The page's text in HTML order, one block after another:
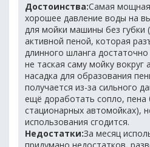
Достоинства:Самая мощная
хорошее давление воды на
для мойки машины без губки
активной пеной, которая
длинного шланга
не таская саму мойку
насадка для образования
получается из-за сильного
ещё доработать сопло, пена
стационарных автомойках),
использования сгодится.
Недостатки:За месяц